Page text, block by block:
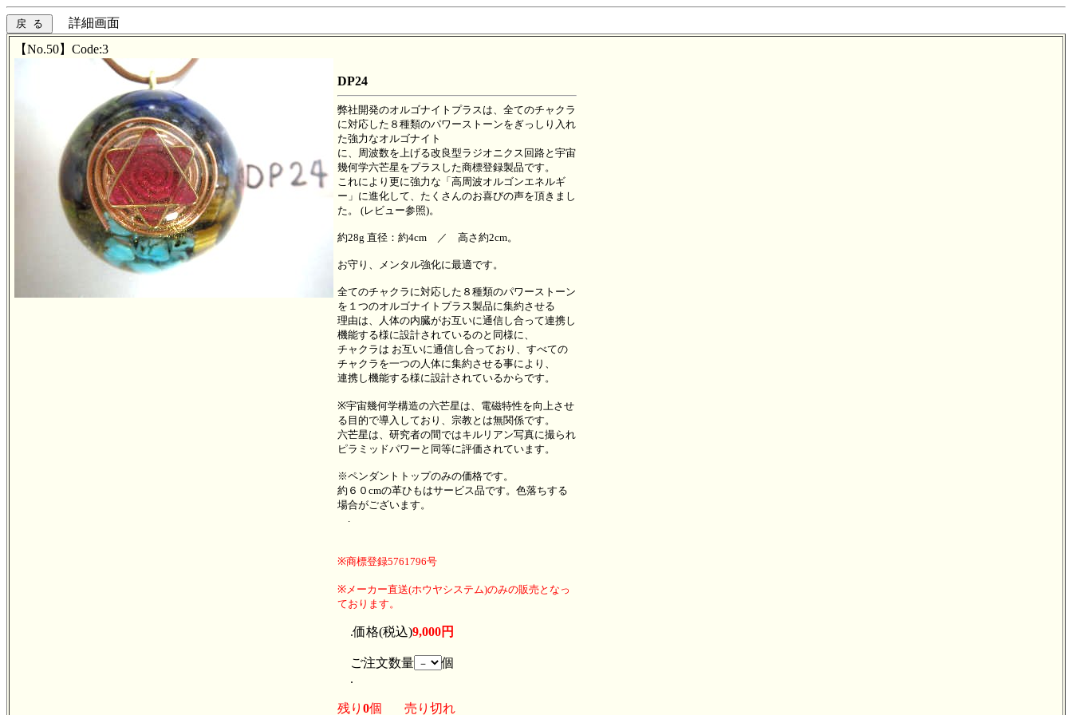
詳細画面
【No.50】Code:3
DP24
弊社開発のオルゴナイトプラスは、全てのチャクラ
に対応した８種類のパワーストーンをぎっしり入れ
た強力なオルゴナイト
に、周波数を上げる改良型ラジオニクス回路と宇宙
幾何学六芒星をプラスした商標登録製品です。
これにより更に強力な「高周波オルゴンエネルギ
ー」に進化して、たくさんのお喜びの声を頂きまし
た。 (レビュー参照)。
約28g 直径：約4cm ／ 高さ約2cm。
お守り、メンタル強化に最適です。
全てのチャクラに対応した８種類のパワーストーン
を１つのオルゴナイトプラス製品に集約させる
理由は、人体の内臓がお互いに通信し合って連携し
機能する様に設計されているのと同様に、
チャクラは お互いに通信し合っており、すべての
チャクラを一つの人体に集約させる事により、
連携し機能する様に設計されているからです。
※宇宙幾何学構造の六芒星は、電磁特性を向上させ
る目的で導入しており、宗教とは無関係です。
六芒星は、研究者の間ではキルリアン写真に撮られ
ピラミッドパワーと同等に評価されています。
※ペンダントトップのみの価格です。
約６０cmの革ひもはサービス品です。色落ちする
場合がございます。
.
※商標登録5761796号
※メーカー直送(ホウヤシステム)のみの販売となっ
ております。
.価格(税込)9,000円
ご注文数量
個
.
残り 0個 売り切れ